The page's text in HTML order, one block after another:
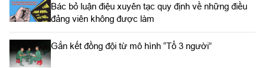
Bác bỏ luận điệu xuyên tạc quy định về những điều
đảng viên không được làm
Gắn kết đồng đội từ mô hình “Tổ 3 người”